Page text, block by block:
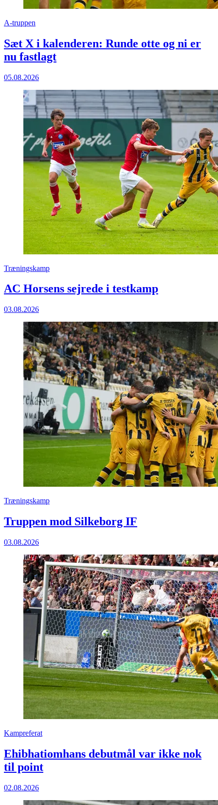
A-truppen
Sæt X i kalenderen: Runde otte og ni er
nu fastlagt
05.08.2026
Træningskamp
AC Horsens sejrede i testkamp
03.08.2026
Træningskamp
Truppen mod Silkeborg IF
03.08.2026
Kampreferat
Ehibhatiomhans debutmål var ikke nok
til point
02.08.2026